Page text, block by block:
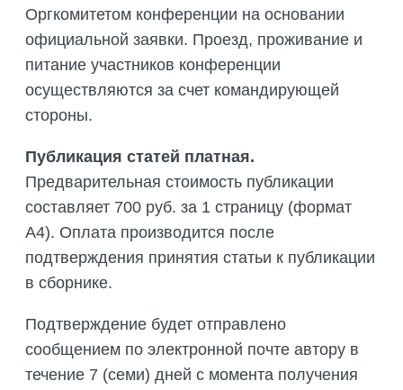
Оргкомитетом конференции на основании
официальной заявки. Проезд, проживание и
питание участников конференции
осуществляются за счет командирующей
стороны.
Публикация статей платная.
Предварительная стоимость публикации
составляет 700 руб. за 1 страницу (формат
А4). Оплата производится после
подтверждения принятия статьи к публикации
в сборнике.
Подтверждение будет отправлено
сообщением по электронной почте автору в
течение 7 (семи) дней с момента получения